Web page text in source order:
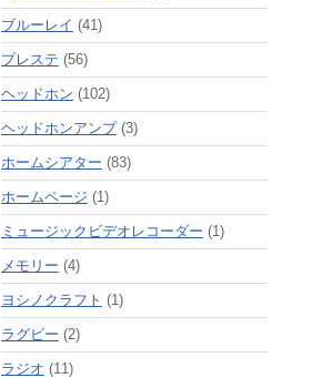
ブルーレイ (41)
プレステ (56)
ヘッドホン (102)
ヘッドホンアンプ(3)
ホームシアター (83)
ホームページ (1)
ミュージックビデオレコーダー (1)
メモリー (4)
ヨシノクラフト (1)
ラグビー (2)
ラジオ (11)